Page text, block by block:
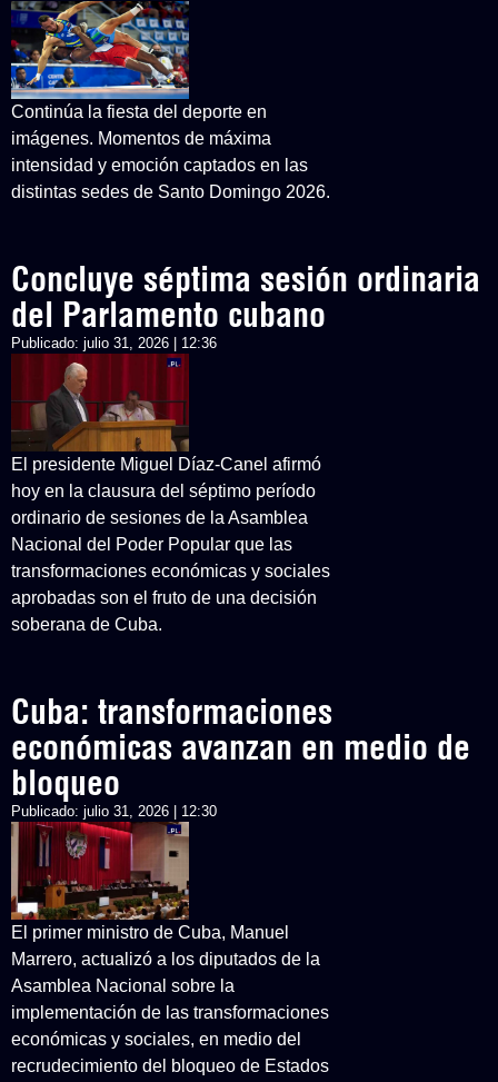
Continúa la fiesta del deporte en
imágenes. Momentos de máxima
intensidad y emoción captados en las
distintas sedes de Santo Domingo 2026.
Concluye séptima sesión ordinaria
del Parlamento cubano
Publicado: julio 31, 2026 | 12:36
El presidente Miguel Díaz-Canel afirmó
hoy en la clausura del séptimo período
ordinario de sesiones de la Asamblea
Nacional del Poder Popular que las
transformaciones económicas y sociales
aprobadas son el fruto de una decisión
soberana de Cuba.
Cuba: transformaciones
económicas avanzan en medio de
bloqueo
Publicado: julio 31, 2026 | 12:30
El primer ministro de Cuba, Manuel
Marrero, actualizó a los diputados de la
Asamblea Nacional sobre la
implementación de las transformaciones
económicas y sociales, en medio del
recrudecimiento del bloqueo de Estados